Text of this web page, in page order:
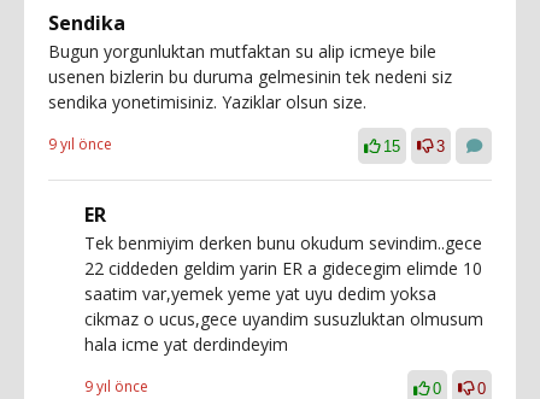
Sendika
Bugun yorgunluktan mutfaktan su alip icmeye bile
usenen bizlerin bu duruma gelmesinin tek nedeni siz
sendika yonetimisiniz. Yaziklar olsun size.
9 yıl önce 15 3
ER
Tek benmiyim derken bunu okudum sevindim..gece
22 ciddeden geldim yarin ER a gidecegim elimde 10
saatim var,yemek yeme yat uyu dedim yoksa
cikmaz o ucus,gece uyandim susuzluktan olmusum
hala icme yat derdindeyim
9 yıl önce 0 0